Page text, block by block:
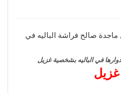
في الباليه بشخصية غزيل